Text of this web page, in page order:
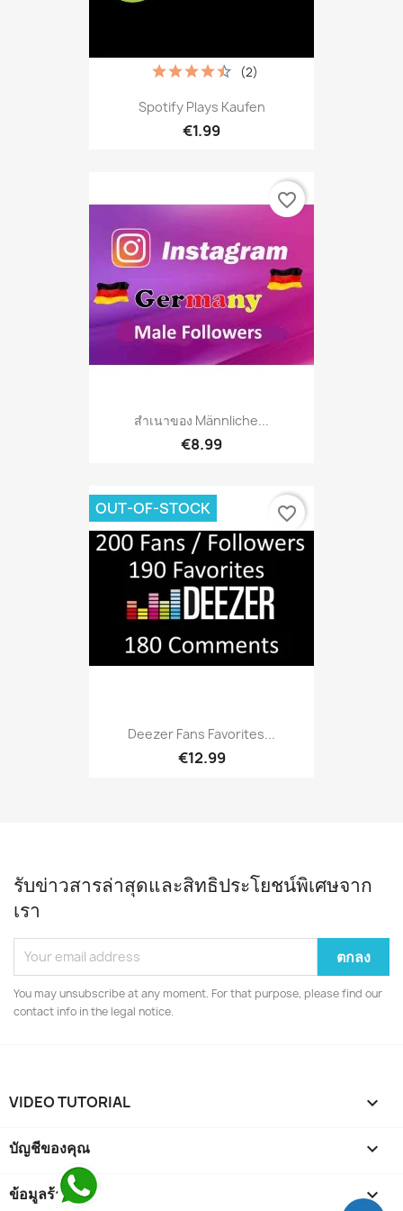
Spotify Plays Kaufen
€1.99
(2)
สำเนาของ Männliche...
€8.99
favorite_border
Deezer Fans Favorites...
€12.99
OUT-OF-STOCK favorite_border
รับข่าวสารล่าสุดและสิทธิประโยชน์พิเศษจาก
เรา
You may unsubscribe at any moment. For that purpose, please find our
contact info in the legal notice.
VIDEO TUTORIAL 
บัญชีของคุณ 
ข้อมูลร้านค้า keyboard_arrow_down